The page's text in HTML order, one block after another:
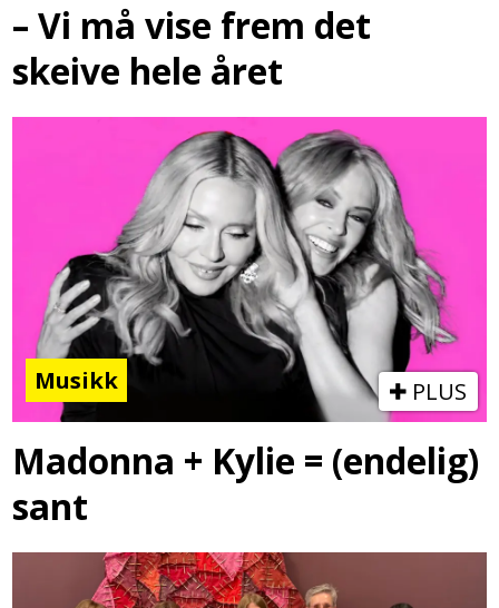
– Vi må vise frem det
skeive hele året
Musikk PLUS
Madonna + Kylie = (endelig)
sant